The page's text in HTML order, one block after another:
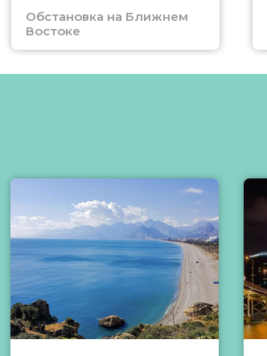
Обстановка на Ближнем
Востоке